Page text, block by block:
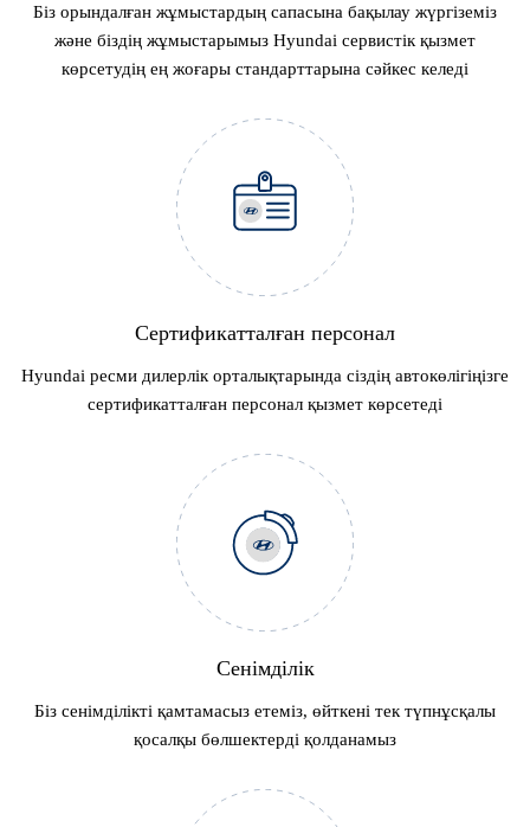
Біз орындалған жұмыстардың сапасына бақылау жүргіземіз
және біздің жұмыстарымыз Hyundai сервистік қызмет
көрсетудің ең жоғары стандарттарына сәйкес келеді
Сертификатталған персонал
Hyundai ресми дилерлік орталықтарында сіздің автокөлігіңізге
сертификатталған персонал қызмет көрсетеді
Сенімділік
Біз сенімділікті қамтамасыз етеміз, өйткені тек түпнұсқалы
қосалқы бөлшектерді қолданамыз